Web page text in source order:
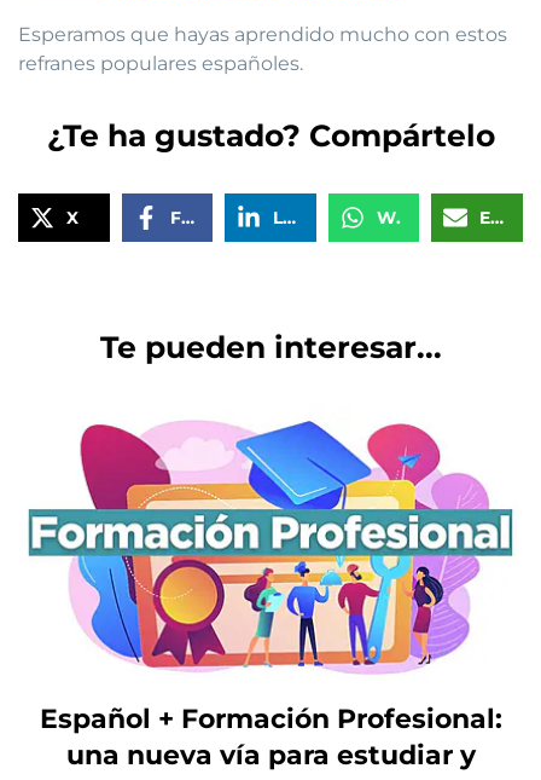
Esperamos que hayas aprendido mucho con estos
refranes populares españoles.
¿Te ha gustado? Compártelo
X Facebook LinkedIn WhatsApp Email
Te pueden interesar...
Español + Formación Profesional:
una nueva vía para estudiar y